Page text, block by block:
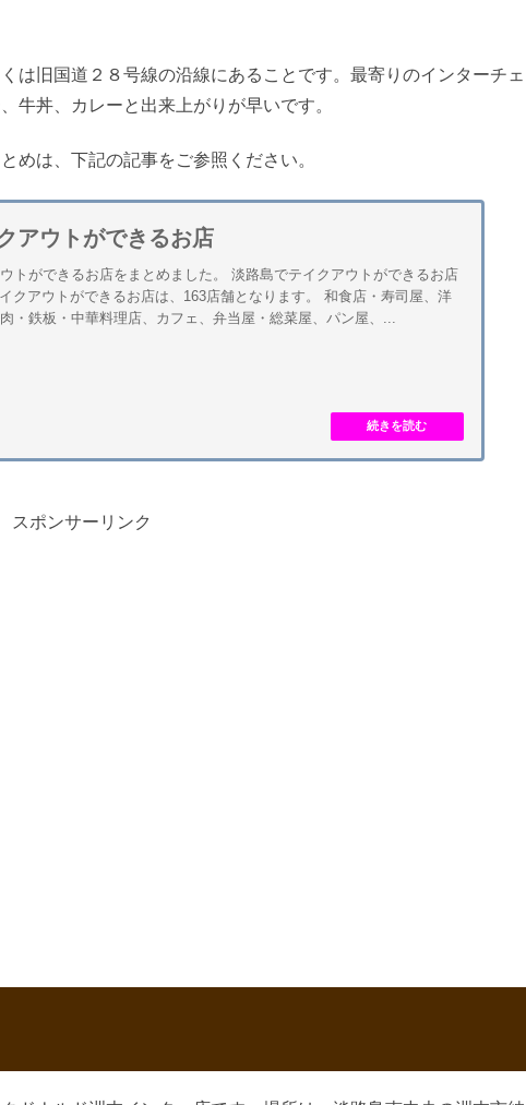
は旧国道２８号線の沿線にあることです。最寄りのインターチェ
牛丼、カレーと出来上がりが早いです。
めは、下記の記事をご参照ください。
アウトができるお店
トができるお店をまとめました。 淡路島でテイクアウトができるお店
クアウトができるお店は、163店舗となります。 和食店・寿司屋、洋
・鉄板・中華料理店、カフェ、弁当屋・総菜屋、パン屋、...
スポンサーリンク